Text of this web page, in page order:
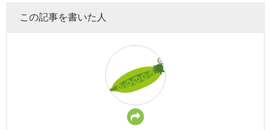
この記事を書いた人